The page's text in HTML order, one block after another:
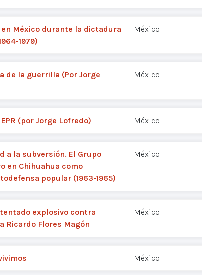
México durante la dictadura
1979)
México
de la guerrilla (Por Jorge
México
(por Jorge Lofredo) México
a la subversión. El Grupo
en Chihuahua como
popular (1963-1965)
México
explosivo contra
Ricardo Flores Magón
México
México